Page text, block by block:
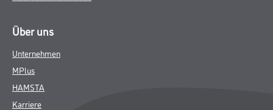
Über uns
Unternehmen
MPlus
HAMSTA
Karriere